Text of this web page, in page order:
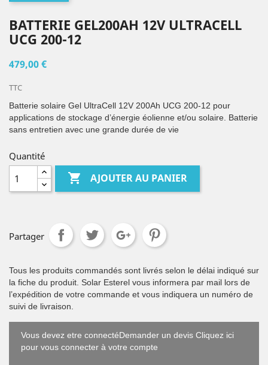
BATTERIE GEL200AH 12V ULTRACELL
UCG 200-12
479,00 €
TTC
Batterie solaire Gel UltraCell 12V 200Ah UCG 200-12 pour
applications de stockage d’énergie éolienne et/ou solaire. Batterie
sans entretien avec une grande durée de vie
Quantité
 AJOUTER AU PANIER
Partager
Tous les produits commandés sont livrés selon le délai indiqué sur
la fiche du produit. Solar Esterel vous informera par mail lors de
l’expédition de votre commande et vous indiquera un numéro de
suivi de livraison.
Vous devez etre connectéDemander un devis Cliquez ici
pour vous connecter à votre compte